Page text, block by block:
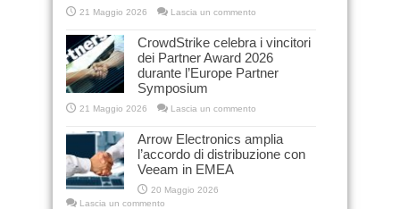
21 Maggio 2026 Lascia un commento
CrowdStrike celebra i vincitori
dei Partner Award 2026
durante l’Europe Partner
Symposium
21 Maggio 2026 Lascia un commento
Arrow Electronics amplia
l’accordo di distribuzione con
Veeam in EMEA
20 Maggio 2026
Lascia un commento